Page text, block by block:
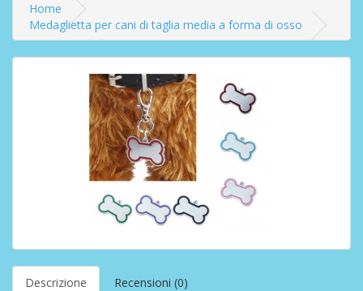
Home
Medaglietta per cani di taglia media a forma di osso
Descrizione Recensioni (0)